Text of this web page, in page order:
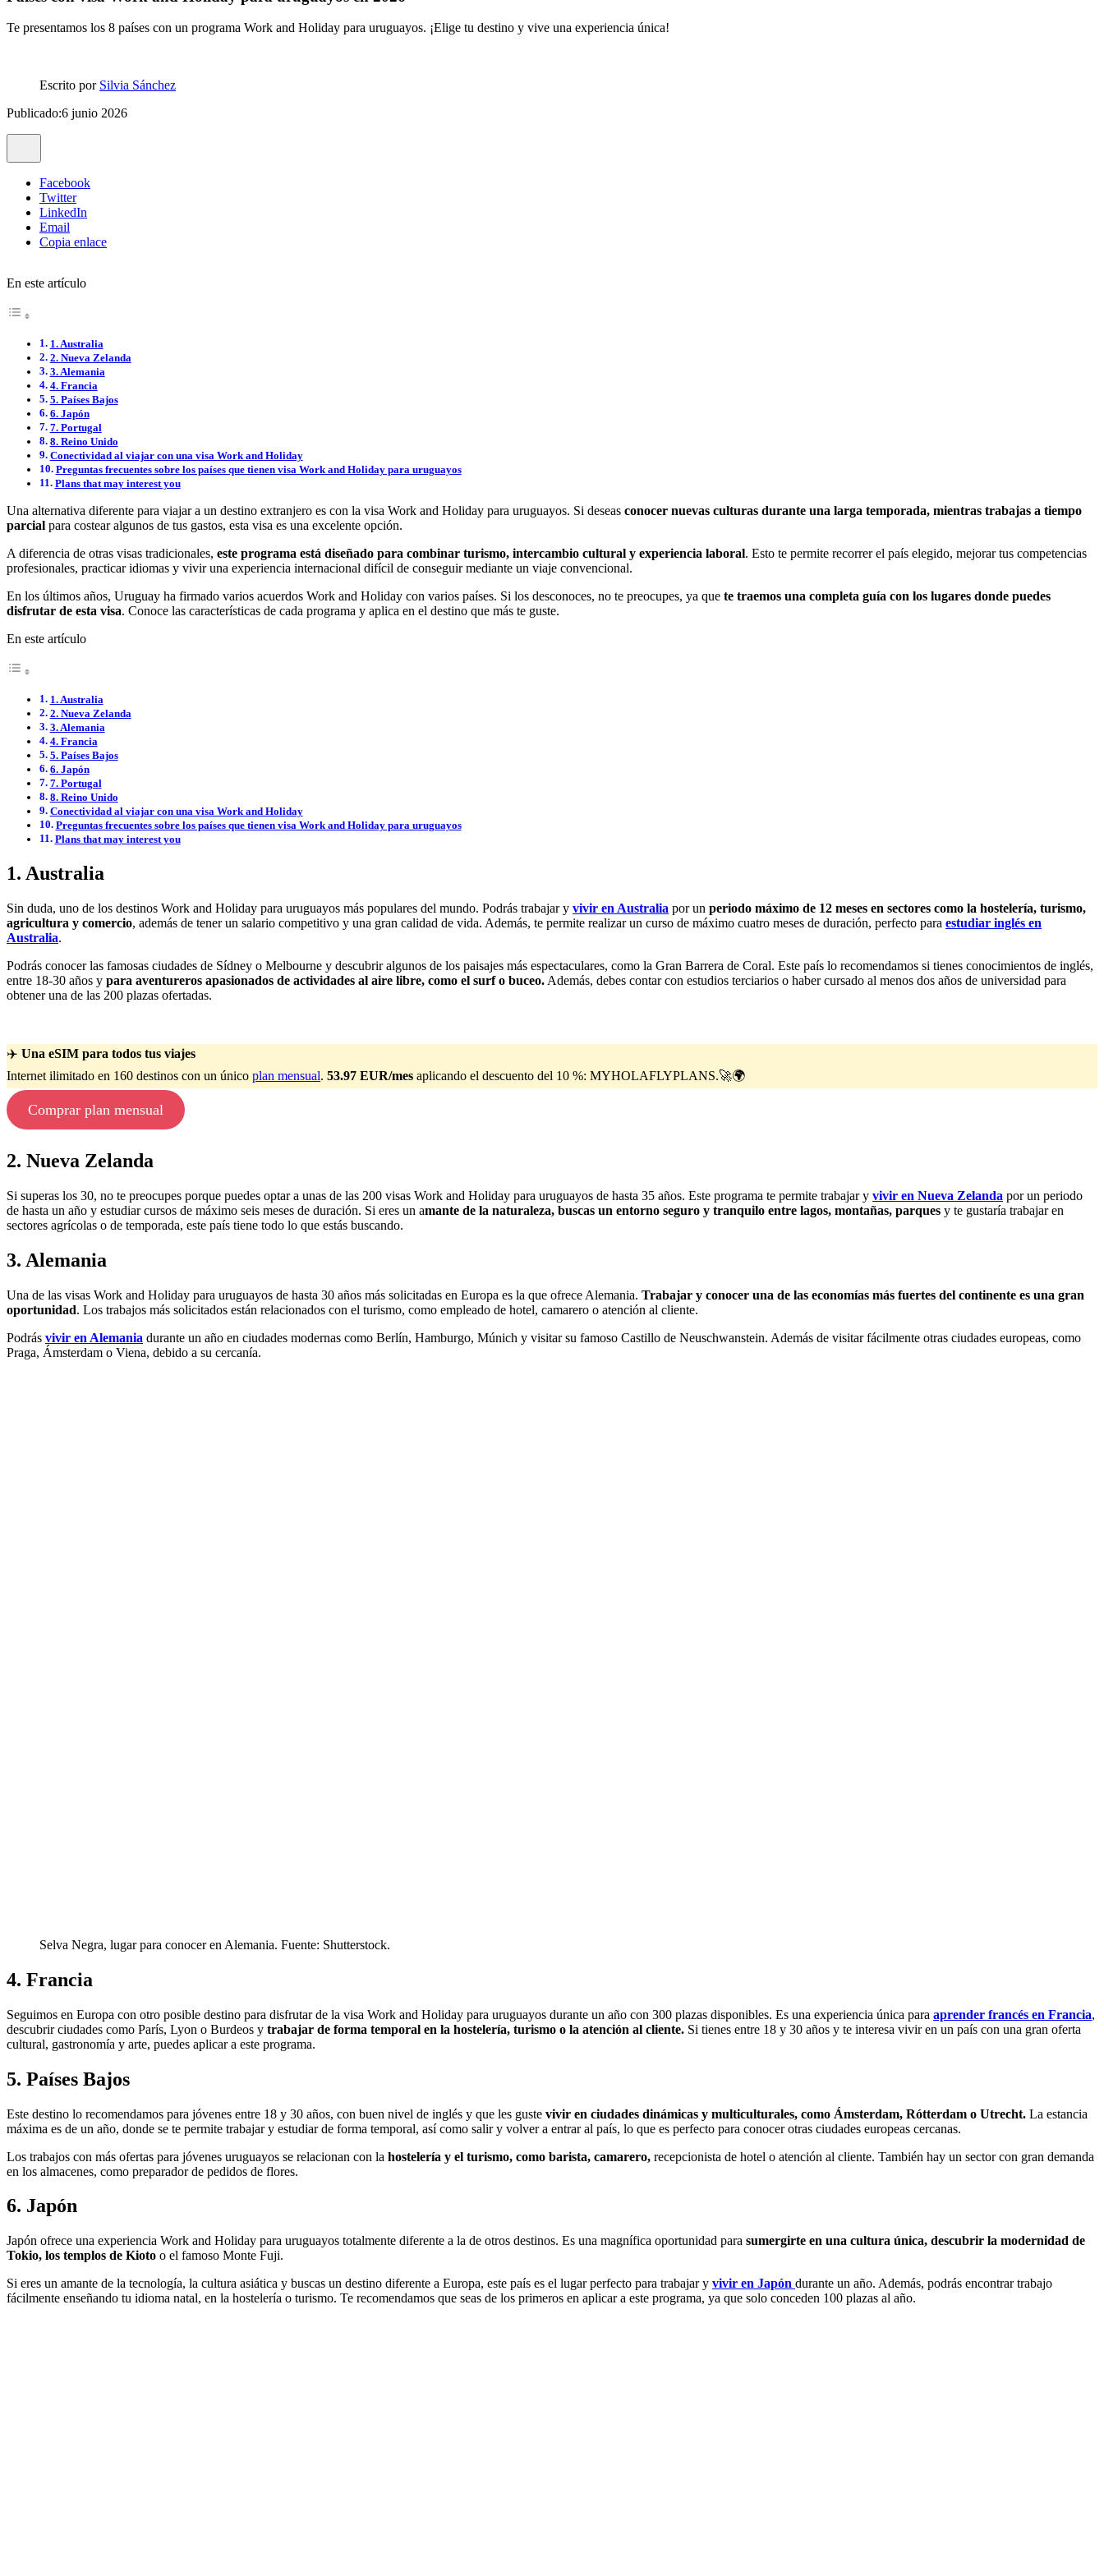
Te presentamos los 8 países con un programa Work and Holiday para uruguayos. ¡Elige tu destino y vive una experiencia única!
Escrito por Silvia Sánchez
Publicado:6 junio 2026
Facebook
Twitter
LinkedIn
Email
Copia enlace
En este artículo
1. Australia
2. Nueva Zelanda
3. Alemania
4. Francia
5. Países Bajos
6. Japón
7. Portugal
8. Reino Unido
Conectividad al viajar con una visa Work and Holiday
Preguntas frecuentes sobre los países que tienen visa Work and Holiday para uruguayos
Plans that may interest you
Una alternativa diferente para viajar a un destino extranjero es con la visa Work and Holiday para uruguayos. Si deseas conocer nuevas culturas durante una larga temporada, mientras trabajas a tiempo
parcial para costear algunos de tus gastos, esta visa es una excelente opción.
A diferencia de otras visas tradicionales, este programa está diseñado para combinar turismo, intercambio cultural y experiencia laboral. Esto te permite recorrer el país elegido, mejorar tus competencias
profesionales, practicar idiomas y vivir una experiencia internacional difícil de conseguir mediante un viaje convencional.
En los últimos años, Uruguay ha firmado varios acuerdos Work and Holiday con varios países. Si los desconoces, no te preocupes, ya que te traemos una completa guía con los lugares donde puedes
disfrutar de esta visa. Conoce las características de cada programa y aplica en el destino que más te guste.
En este artículo
1. Australia
2. Nueva Zelanda
3. Alemania
4. Francia
5. Países Bajos
6. Japón
7. Portugal
8. Reino Unido
Conectividad al viajar con una visa Work and Holiday
Preguntas frecuentes sobre los países que tienen visa Work and Holiday para uruguayos
Plans that may interest you
1. Australia
Sin duda, uno de los destinos Work and Holiday para uruguayos más populares del mundo. Podrás trabajar y vivir en Australia por un periodo máximo de 12 meses en sectores como la hostelería, turismo,
agricultura y comercio, además de tener un salario competitivo y una gran calidad de vida. Además, te permite realizar un curso de máximo cuatro meses de duración, perfecto para estudiar inglés en
Australia.
Podrás conocer las famosas ciudades de Sídney o Melbourne y descubrir algunos de los paisajes más espectaculares, como la Gran Barrera de Coral. Este país lo recomendamos si tienes conocimientos de inglés,
entre 18-30 años y para aventureros apasionados de actividades al aire libre, como el surf o buceo. Además, debes contar con estudios terciarios o haber cursado al menos dos años de universidad para
obtener una de las 200 plazas ofertadas.
✈️ Una eSIM para todos tus viajes
Internet ilimitado en 160 destinos con un único plan mensual. 53.97 EUR/mes aplicando el descuento del 10 %: MYHOLAFLYPLANS.🚀🌍
Comprar plan mensual
2. Nueva Zelanda
Si superas los 30, no te preocupes porque puedes optar a unas de las 200 visas Work and Holiday para uruguayos de hasta 35 años. Este programa te permite trabajar y vivir en Nueva Zelanda por un periodo
de hasta un año y estudiar cursos de máximo seis meses de duración. Si eres un amante de la naturaleza, buscas un entorno seguro y tranquilo entre lagos, montañas, parques y te gustaría trabajar en
sectores agrícolas o de temporada, este país tiene todo lo que estás buscando.
3. Alemania
Una de las visas Work and Holiday para uruguayos de hasta 30 años más solicitadas en Europa es la que ofrece Alemania. Trabajar y conocer una de las economías más fuertes del continente es una gran
oportunidad. Los trabajos más solicitados están relacionados con el turismo, como empleado de hotel, camarero o atención al cliente.
Podrás vivir en Alemania durante un año en ciudades modernas como Berlín, Hamburgo, Múnich y visitar su famoso Castillo de Neuschwanstein. Además de visitar fácilmente otras ciudades europeas, como
Praga, Ámsterdam o Viena, debido a su cercanía.
Selva Negra, lugar para conocer en Alemania. Fuente: Shutterstock.
4. Francia
Seguimos en Europa con otro posible destino para disfrutar de la visa Work and Holiday para uruguayos durante un año con 300 plazas disponibles. Es una experiencia única para aprender francés en Francia,
descubrir ciudades como París, Lyon o Burdeos y trabajar de forma temporal en la hostelería, turismo o la atención al cliente. Si tienes entre 18 y 30 años y te interesa vivir en un país con una gran oferta
cultural, gastronomía y arte, puedes aplicar a este programa.
5. Países Bajos
Este destino lo recomendamos para jóvenes entre 18 y 30 años, con buen nivel de inglés y que les guste vivir en ciudades dinámicas y multiculturales, como Ámsterdam, Rótterdam o Utrecht. La estancia
máxima es de un año, donde se te permite trabajar y estudiar de forma temporal, así como salir y volver a entrar al país, lo que es perfecto para conocer otras ciudades europeas cercanas.
Los trabajos con más ofertas para jóvenes uruguayos se relacionan con la hostelería y el turismo, como barista, camarero, recepcionista de hotel o atención al cliente. También hay un sector con gran demanda
en los almacenes, como preparador de pedidos de flores.
6. Japón
Japón ofrece una experiencia Work and Holiday para uruguayos totalmente diferente a la de otros destinos. Es una magnífica oportunidad para sumergirte en una cultura única, descubrir la modernidad de
Tokio, los templos de Kioto o el famoso Monte Fuji.
Si eres un amante de la tecnología, la cultura asiática y buscas un destino diferente a Europa, este país es el lugar perfecto para trabajar y vivir en Japón durante un año. Además, podrás encontrar trabajo
fácilmente enseñando tu idioma natal, en la hostelería o turismo. Te recomendamos que seas de los primeros en aplicar a este programa, ya que solo conceden 100 plazas al año.